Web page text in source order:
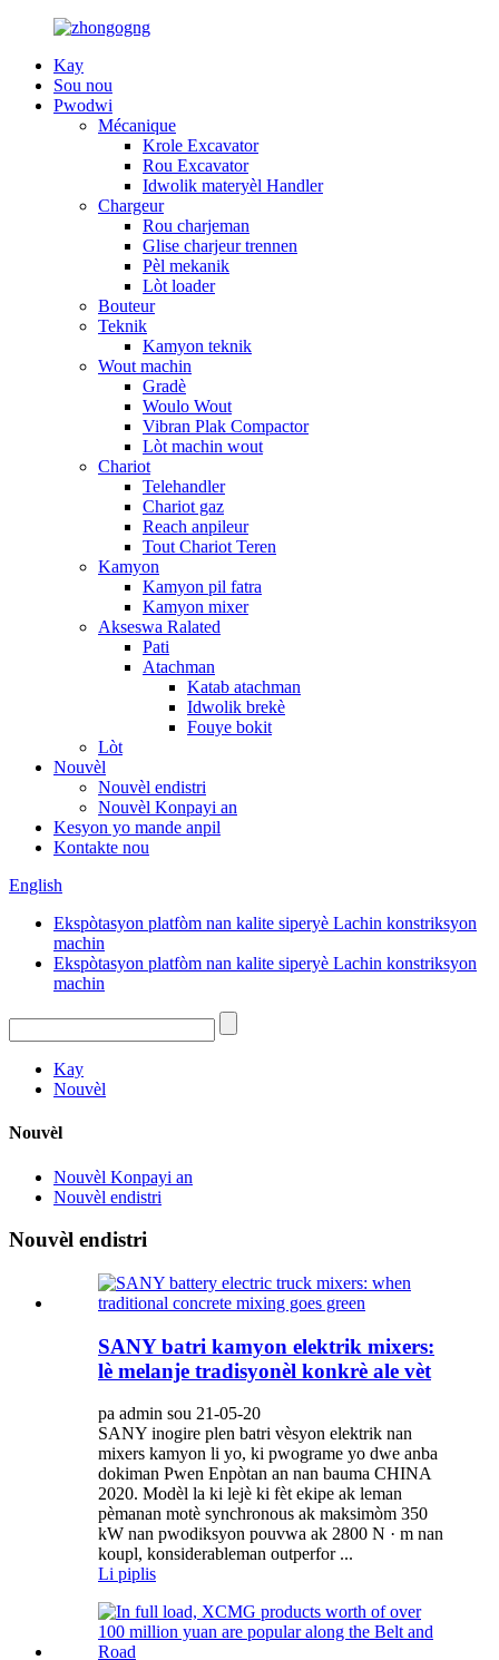
Kay
Sou nou
Pwodwi
Mécanique
Krole Excavator
Rou Excavator
Idwolik materyèl Handler
Chargeur
Rou charjeman
Glise charjeur trennen
Pèl mekanik
Lòt loader
Bouteur
Teknik
Kamyon teknik
Wout machin
Gradè
Woulo Wout
Vibran Plak Compactor
Lòt machin wout
Chariot
Telehandler
Chariot gaz
Reach anpileur
Tout Chariot Teren
Kamyon
Kamyon pil fatra
Kamyon mixer
Akseswa Ralated
Pati
Atachman
Katab atachman
Idwolik brekè
Fouye bokit
Lòt
Nouvèl
Nouvèl endistri
Nouvèl Konpayi an
Kesyon yo mande anpil
Kontakte nou
English
Ekspòtasyon platfòm nan kalite siperyè Lachin konstriksyon
machin
Ekspòtasyon platfòm nan kalite siperyè Lachin konstriksyon
machin
Kay
Nouvèl
Nouvèl
Nouvèl Konpayi an
Nouvèl endistri
Nouvèl endistri
SANY batri kamyon elektrik mixers:
lè melanje tradisyonèl konkrè ale vèt
pa admin sou 21-05-20
SANY inogire plen batri vèsyon elektrik nan
mixers kamyon li yo, ki pwograme yo dwe anba
dokiman Pwen Enpòtan an nan bauma CHINA
2020. Modèl la ki lejè ki fèt ekipe ak leman
pèmanan motè synchronous ak maksimòm 350
kW nan pwodiksyon pouvwa ak 2800 N · m nan
koupl, konsiderableman outperfor ...
Li piplis